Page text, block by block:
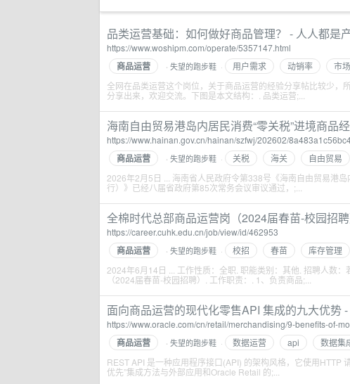
品类运营基础：如何做好商品管理？ - 人人都是
https://www.woshipm.com/operate/5357147.html
商品运营 · 失望的跑步鞋 · 用户需求 动销率 市
全网在品类运营这个岗位，关于商品运营的经验分享帖比较少
分享出来，欢迎交流。下图是本文结构：. 品类运营;...
海南自由贸易港岛内居民消费“零关税”进境商品
https://www.hainan.gov.cn/hainan/szfwj/202602/
商品运营 · 失望的跑步鞋 · 关税 海关 自由贸易
2026年2月5日 ... 海南省人民政府令第338号《海南自由贸易港
行）》已经八届省政府第85次常务会议审议通过，;...
全棉时代总部商品运营岗（2024届春苗-校园招聘
https://career.cuhk.edu.cn/job/view/id/462953
商品运营 · 失望的跑步鞋 · 校招 春苗 库存管理
2024年6月14日 ... 工作性质：全职. 职能类别：其他. 招聘人数
（2024届春苗-校园招聘）. 工作职责：. 1、负责商品;...
面向商品运营的现代化零售API 集成的九大优势
https://www.oracle.com/cn/retail/merchandising/9-benefits-of-
商品运营 · 失望的跑步鞋 · 数据运营 api 数据集
REST API 是一种应用程序接口(API) 的架构风格，它使用HTTP
优先”集成方法与外部应用和Oracle Retail 的;...